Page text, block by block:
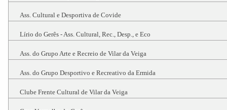
Ass. Cultural e Desportiva de Covide
Lírio do Gerês - Ass. Cultural, Rec., Desp., e Eco
Ass. do Grupo Arte e Recreio de Vilar da Veiga
Ass. do Grupo Desportivo e Recreativo da Ermida
Clube Frente Cultural de Vilar da Veiga